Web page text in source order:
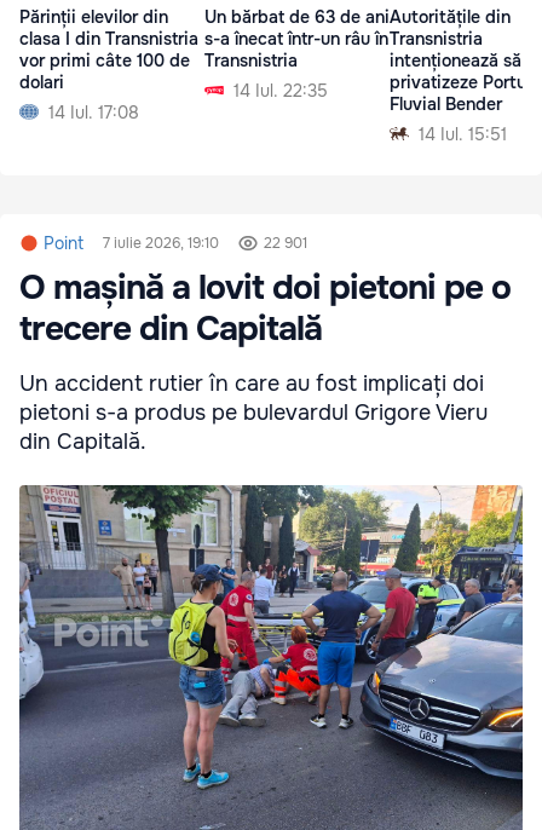
Părinții elevilor din
clasa I din Transnistria
vor primi câte 100 de
dolari
14 Iul. 17:08
Un bărbat de 63 de ani
s-a înecat într-un râu în
Transnistria
14 Iul. 22:35
Autoritățile din
Transnistria
intenționează să
privatizeze Portul
Fluvial Bender
14 Iul. 15:51
Point 7 iulie 2026, 19:10 22 901
O mașină a lovit doi pietoni pe o
trecere din Capitală
Un accident rutier în care au fost implicați doi
pietoni s-a produs pe bulevardul Grigore Vieru
din Capitală.